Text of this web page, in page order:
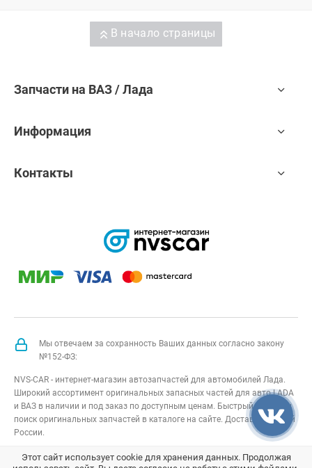
В начало страницы
Запчасти на ВАЗ / Лада
Информация
Контакты
Мы отвечаем за сохранность Ваших данных согласно закону
№152-ФЗ:
NVS-CAR - интернет-магазин автозапчастей для автомобилей Лада.
Широкий ассортимент оригинальных запасных частей для авто LADA
и ВАЗ в наличии и под заказ по доступным ценам. Быстрый подбор и
поиск оригинальных запчастей в каталоге на сайте. Доставка по всей
России.
NVS-CAR© 2014 –2026Все права защищеныкарта сайта;
Этот сайт использует cookie для хранения данных. Продолжая